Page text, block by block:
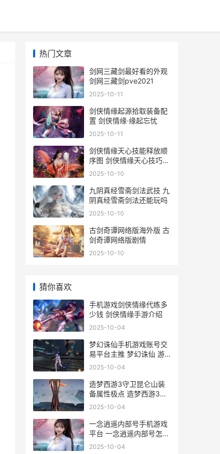
热门文章
剑网三藏剑最好看的外观
剑网三藏剑pve2021
2025-10-11
剑侠情缘起源拾取装备配
置 剑侠情缘·缘起忘忧
2025-10-11
剑侠情缘天心技能释放顺
序图 剑侠情缘天心技巧详
解
2025-10-10
九阴真经雪斋剑法武技 九
阴真经雪斋剑法还能玩吗
2025-10-10
古剑奇谭网络版海外版 古
剑奇谭网络版剧情
2025-10-10
猜你喜欢
手机游戏剑侠情缘代练多
少钱 剑侠情缘手游介绍
2025-10-04
梦幻诛仙手机游戏账号交
易平台主推 梦幻诛仙 游
戏
2025-10-04
造梦西游3守卫昆仑山装
备属性极点 造梦西游3守
卫昆仑山掉落规则
2025-10-04
一念逍遥内部号手机游戏
平台 一念逍遥内部号怎么
搞
2025-10-04